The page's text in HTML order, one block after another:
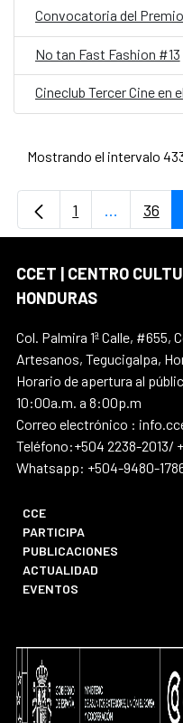
No tan Fast Fashion #13
Cineclub Tercer Cine en
Mostrando el intervalo
Página
1 ...Páginas
36
CCET | CENTRO
HONDURAS
Col. Palmira 1ª Calle, #655,
Artesanos, Tegucigalpa,
Horario de apertura al
10:00a.m. a 8:00p.m
Correo electrónico :
Teléfono:+504 2238-2013/
Whatsapp: +504-9480-
CCE
PARTICIPA
PUBLICACIONES
ACTUALIDAD
EVENTOS